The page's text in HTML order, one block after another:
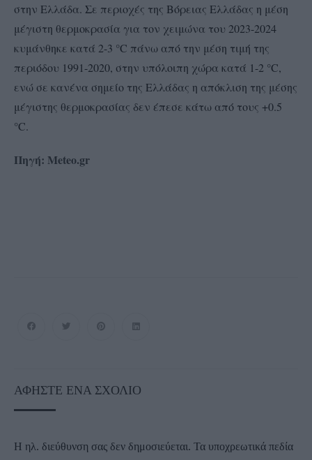
στην Ελλάδα. Σε περιοχές της Βόρειας Ελλάδας η μέση
μέγιστη θερμοκρασία για τον χειμώνα του 2023-2024
κυμάνθηκε κατά 2-3 °C πάνω από την μέση τιμή της
περιόδου 1991-2020, στην υπόλοιπη χώρα κατά 1-2 °C,
ενώ σε κανένα σημείο της Ελλάδας η απόκλιση της μέσης
μέγιστης θερμοκρασίας δεν έπεσε κάτω από τους +0.5
°C.
Πηγή: Meteo.gr
ΑΦΉΣΤΕ ΈΝΑ ΣΧΌΛΙΟ
Η ηλ. διεύθυνση σας δεν δημοσιεύεται. Τα υποχρεωτικά πεδία